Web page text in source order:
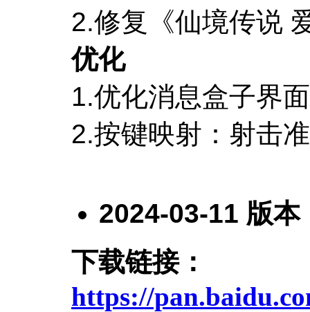
2.修复《仙境传说
优化
1.优化消息盒子界面
2.按键映射：射击
2024-03-11 版本
下载链接：
https://